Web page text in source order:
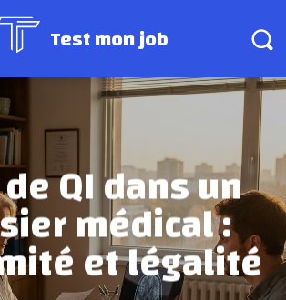
Test mon job
QI dans un
médical :
et légalité